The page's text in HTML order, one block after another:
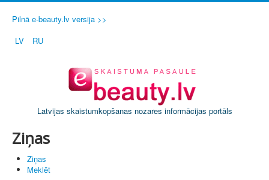
Pilnā e-beauty.lv versija >>
LV
RU
Latvijas skaistumkopšanas nozares informācijas portāls
Ziņas
Ziņas
Meklēt